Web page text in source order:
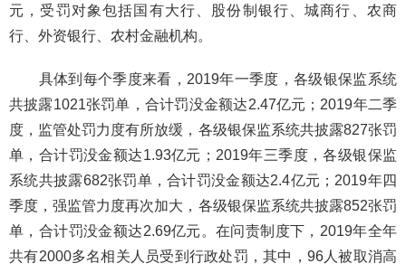
元，受罚对象包括国有大行、股份制银行、城商行、农商
行、外资银行、农村金融机构。
具体到每个季度来看，2019年一季度，各级银保监系统
共披露1021张罚单，合计罚没金额达2.47亿元；2019年二季
度，监管处罚力度有所放缓，各级银保监系统共披露827张罚
单，合计罚没金额达1.93亿元；2019年三季度，各级银保监
系统共披露682张罚单，合计罚没金额达2.4亿元；2019年四
季度，强监管力度再次加大，各级银保监系统共披露852张罚
单，合计罚没金额达2.69亿元。在问责制度下，2019年全年
共有2000多名相关人员受到行政处罚，其中，96人被取消高